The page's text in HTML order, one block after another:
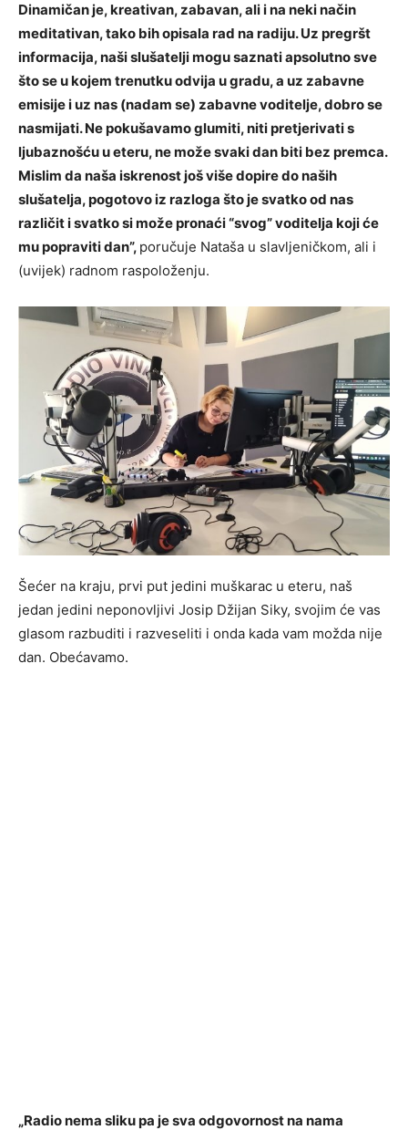
Dinamičan je, kreativan, zabavan, ali i na neki način
meditativan, tako bih opisala rad na radiju. Uz pregršt
informacija, naši slušatelji mogu saznati apsolutno sve
što se u kojem trenutku odvija u gradu, a uz zabavne
emisije i uz nas (nadam se) zabavne voditelje, dobro se
nasmijati. Ne pokušavamo glumiti, niti pretjerivati s
ljubaznošću u eteru, ne može svaki dan biti bez premca.
Mislim da naša iskrenost još više dopire do naših
slušatelja, pogotovo iz razloga što je svatko od nas
različit i svatko si može pronaći “svog” voditelja koji će
mu popraviti dan”, poručuje Nataša u slavljeničkom, ali i
(uvijek) radnom raspoloženju.
Šećer na kraju, prvi put jedini muškarac u eteru, naš
jedan jedini neponovljivi Josip Džijan Siky, svojim će vas
glasom razbuditi i razveseliti i onda kada vam možda nije
dan. Obećavamo.
„Radio nema sliku pa je sva odgovornost na nama